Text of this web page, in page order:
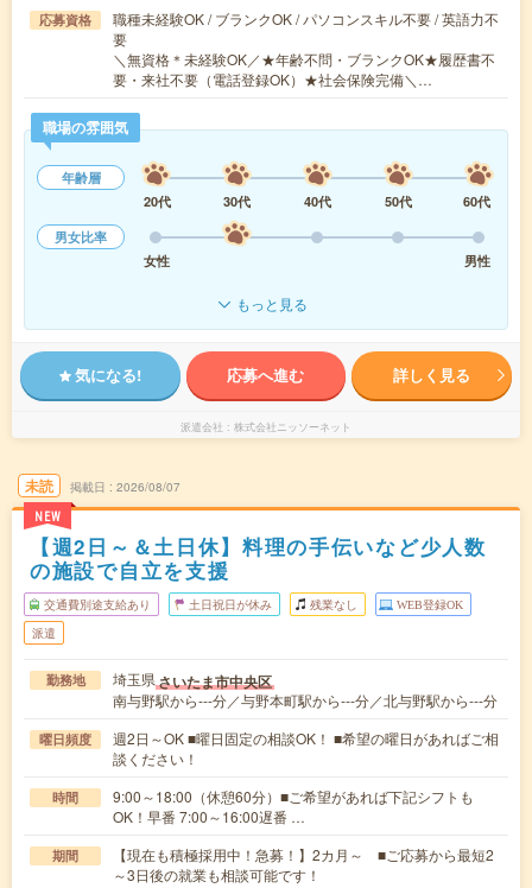
応募資格
職種未経験OK / ブランクOK / パソコンスキル不要 / 英語力不
要
＼無資格＊未経験OK／★年齢不問・ブランクOK★履歴書不
要・来社不要（電話登録OK）★社会保険完備＼…
職場の雰囲気
年齢層
20代
30代 40代 50代
60代
男女比率
女性
男性
もっと見る
気になる! 応募へ進む 詳しく見る
派遣会社 株式会社ニッソーネット
未読
NEW
掲載日 2026/08/07
【週2日～＆土日休】料理の手伝いなど少人数
の施設で自立を支援
交通費別途支給あり 土日祝日が休み 残業なし WEB登録OK
派遣
勤務地 埼玉県さいたま市中央区
南与野駅から---分／与野本町駅から---分／北与野駅から---分
曜日頻度
週2日～OK ■曜日固定の相談OK！ ■希望の曜日があればご相
談ください！
時間
9:00～18:00（休憩60分）■ご希望があれば下記シフトも
OK！早番 7:00～16:00遅番 …
期間
【現在も積極採用中！急募！】2カ月～ ■ご応募から最短2
～3日後の就業も相談可能です！